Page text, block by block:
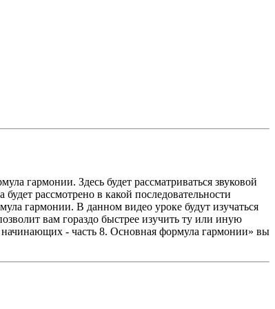
гармонии. Здесь будет рассматриваться звуковой
рассмотрено в какой последовательности
гармонии. В данном видео уроке будут изучаться
вам гораздо быстрее изучить ту или иную
- часть 8. Основная формула гармонии» вы